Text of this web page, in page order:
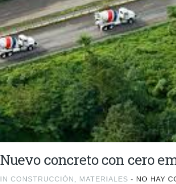
Nuevo concreto con cero
IN CONSTRUCCIÓN MATERIALES - NO HAY